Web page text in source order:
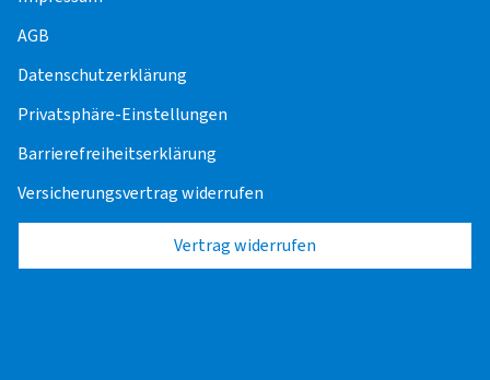
AGB
Datenschutzerklärung
Privatsphäre-Einstellungen
Barrierefreiheitserklärung
Versicherungsvertrag widerrufen
Vertrag widerrufen